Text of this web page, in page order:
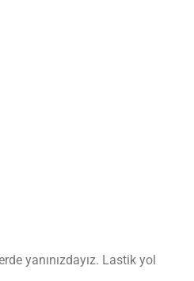
yanınızdayız. Lastik yol